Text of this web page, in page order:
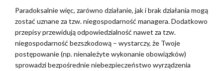
Paradoksalnie więc, zarówno działanie, jak i brak działania mogą
zostać uznane za tzw. niegospodarność managera. Dodatkowo
przepisy przewidują odpowiedzialność nawet za tzw.
niegospodarność bezszkodową – wystarczy, że Twoje
postępowanie (np. nienależyte wykonanie obowiązków)
sprowadzi bezpośrednie niebezpieczeństwo wyrządzenia